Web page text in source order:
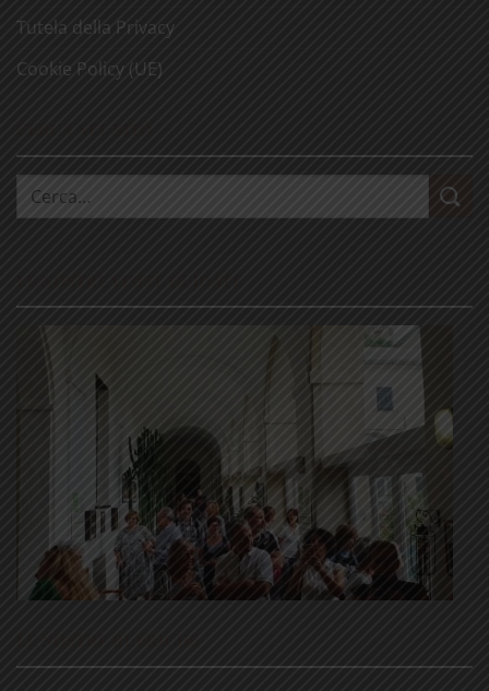
Tutela della Privacy
Cookie Policy (UE)
Cerca: